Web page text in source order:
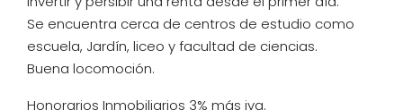
Se encuentra cerca de centros de estudio como
escuela, Jardín, liceo y facultad de ciencias.
Buena locomoción.
Honorarios Inmobiliarios 3% más iva.